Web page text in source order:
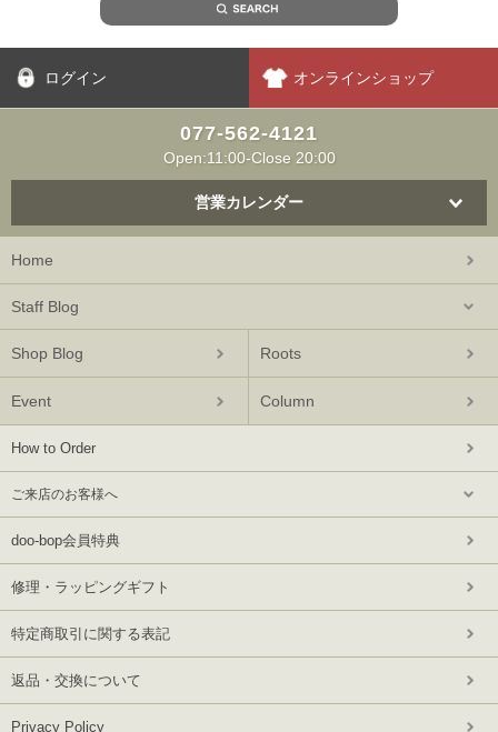
ログイン オンラインショップ
077-562-4121
Open:11:00-Close 20:00
営業カレンダー
Home
Staff Blog
Shop Blog Roots
Event Column
How to Order
ご来店のお客様へ
doo-bop会員特典
修理・ラッピングギフト
特定商取引に関する表記
返品・交換について
Privacy Policy